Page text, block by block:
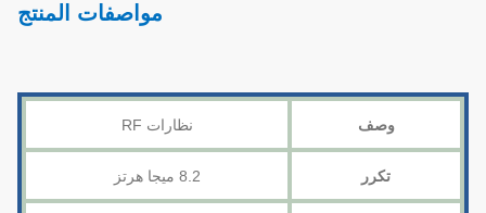
مواصفات المنتج
وصف نظارات RF
تكرر 8.2 ميجا هرتز